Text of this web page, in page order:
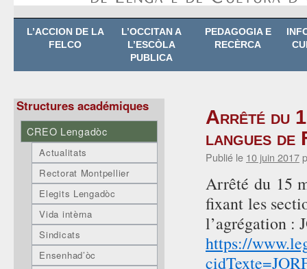
AllerL’ACCION DE LA
FELCO
L’OCCITAN A
L’ESCÒLA
PUBLICA
PEDAGOGIA E
RECÈRCA
Arrêté du
langues de
Publié le 10 juin 2017
Arrêté du 15
fixant les
l’agrégation :
https://
Structures académiques
CREO Lengadòc
Actualitats
Rectorat Montpellier
Elegits Lengadòc
Vida intèrna
Sindicats
Ensenhad’òc